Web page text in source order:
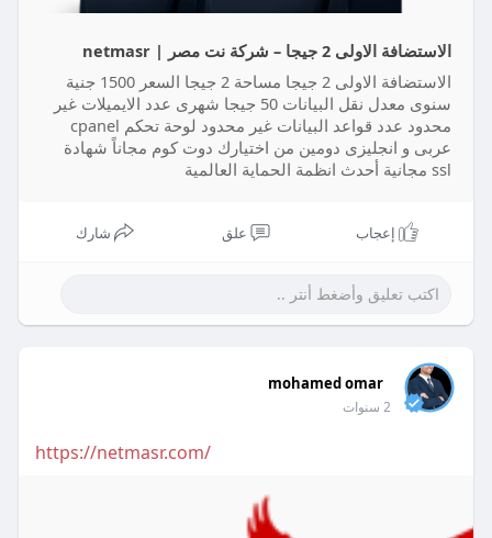
الاستضافة الاولى 2 جيجا – شركة نت مصر | netmasr
الاستضافة الاولى 2 جيجا مساحة 2 جيجا السعر 1500 جنية
سنوى معدل نقل البيانات 50 جيجا شهرى عدد الايميلات غير
محدود عدد قواعد البيانات غير محدود لوحة تحكم cpanel
عربى و انجليزى دومين من اختيارك دوت كوم مجاناً شهادة
ssl مجانية أحدث انظمة الحماية العالمية
إعجاب علق شارك
mohamed omar
2 سنوات
https://netmasr.com/